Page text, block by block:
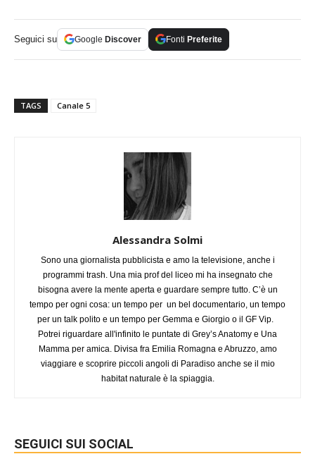
Seguici su Google Discover Fonti Preferite
TAGS Canale 5
Alessandra Solmi
Sono una giornalista pubblicista e amo la televisione, anche i
programmi trash. Una mia prof del liceo mi ha insegnato che
bisogna avere la mente aperta e guardare sempre tutto. C’è un
tempo per ogni cosa: un tempo per un bel documentario, un tempo
per un talk polito e un tempo per Gemma e Giorgio o il GF Vip.
Potrei riguardare all'infinito le puntate di Grey’s Anatomy e Una
Mamma per amica. Divisa fra Emilia Romagna e Abruzzo, amo
viaggiare e scoprire piccoli angoli di Paradiso anche se il mio
habitat naturale è la spiaggia.
SEGUICI SUI SOCIAL